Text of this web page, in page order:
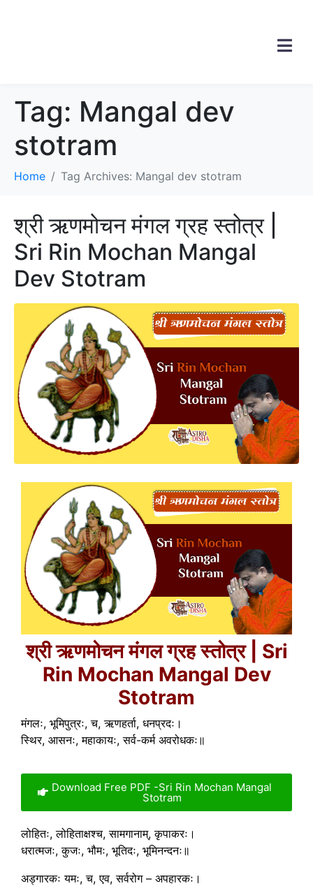
Tag: Mangal dev
stotram
Home Tag Archives: Mangal dev stotram
श्री ऋणमोचन मंगल ग्रह स्तोत्र |
Sri Rin Mochan Mangal
Dev Stotram
श्री ऋणमोचन मंगल ग्रह स्तोत्र | Sri
Rin Mochan Mangal Dev
Stotram
मंगलः, भूमिपुत्रः, च, ऋणहर्ता, धनप्रदः।
स्थिर, आसनः, महाकायः, सर्व-कर्म अवरोधकः॥
Download Free PDF -Sri Rin Mochan Mangal
Stotram
लोहितः, लोहिताक्षश्च, सामगानाम्, कृपाकरः।
धरात्मजः, कुजः, भौमः, भूतिदः, भूमिनन्दनः॥
अड्गारकः यमः, च, एव, सर्वरोग – अपहारकः।